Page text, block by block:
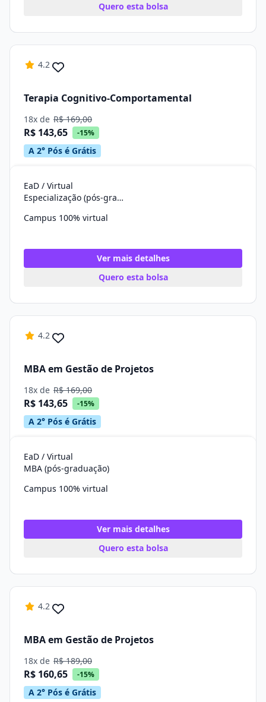
Quero esta bolsa
4.2
Terapia Cognitivo-Comportamental
18x de R$ 169,00
R$ 143,65 -15%
A 2° Pós é Grátis
EaD / Virtual
Especialização (pós-graduação)
Campus 100% virtual
Ver mais detalhes
Quero esta bolsa
4.2
MBA em Gestão de Projetos
18x de R$ 169,00
R$ 143,65 -15%
A 2° Pós é Grátis
EaD / Virtual
MBA (pós-graduação)
Campus 100% virtual
Ver mais detalhes
Quero esta bolsa
4.2
MBA em Gestão de Projetos
18x de R$ 189,00
R$ 160,65 -15%
A 2° Pós é Grátis